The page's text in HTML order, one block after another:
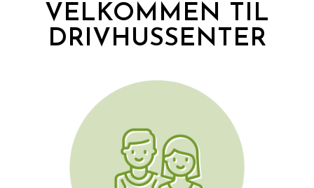
VELKOMMEN TIL
DRIVHUSSENTER